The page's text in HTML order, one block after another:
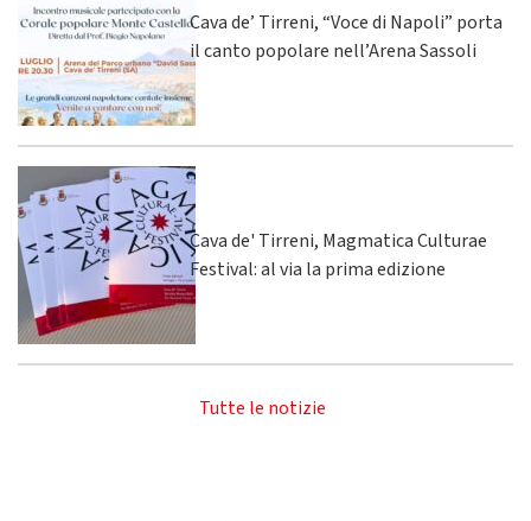
Cava de’ Tirreni, “Voce di Napoli” porta
il canto popolare nell’Arena Sassoli
Cava de' Tirreni, Magmatica Culturae
Festival: al via la prima edizione
Tutte le notizie